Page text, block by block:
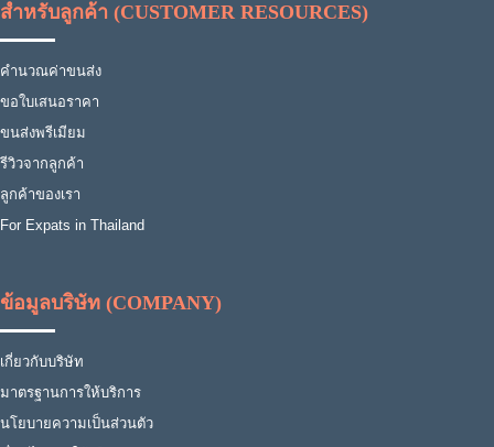
สำหรับลูกค้า (CUSTOMER RESOURCES)
คำนวณค่าขนส่ง
ขอใบเสนอราคา
ขนส่งพรีเมียม
รีวิวจากลูกค้า
ลูกค้าของเรา
For Expats in Thailand
ข้อมูลบริษัท (COMPANY)
เกี่ยวกับบริษัท
มาตรฐานการให้บริการ
นโยบายความเป็นส่วนตัว